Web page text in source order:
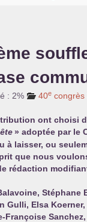
: 2% 40e congrès
ont choisi
» adoptée par le
à laisser, ou
que nous
rédaction
Stéphane
Gulli, Elsa
Françoise